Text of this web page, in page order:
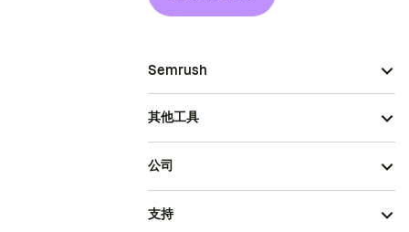
Semrush
其他工具
公司
支持